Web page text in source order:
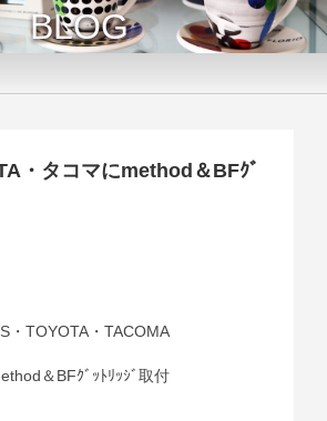
BLOG
・タコマにmethod＆BFｸﾞ
・TOYOTA・TACOMA
＆BFｸﾞｯﾄﾘｯｼﾞ取付